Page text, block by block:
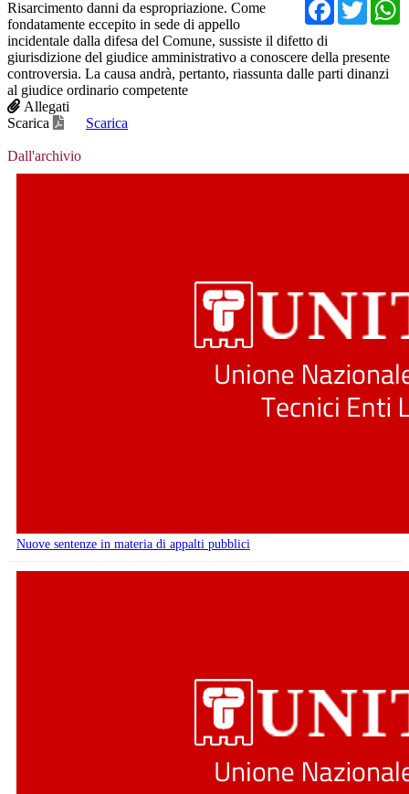
Risarcimento danni da espropriazione. Come
fondatamente eccepito in sede di appello
incidentale dalla difesa del Comune, sussiste il difetto di
giurisdizione del giudice amministrativo a conoscere della presente
controversia. La causa andrà, pertanto, riassunta dalle parti dinanzi
al giudice ordinario competente
Allegati
Scarica
Scarica
Dall'archivio
Nuove sentenze in materia di appalti pubblici